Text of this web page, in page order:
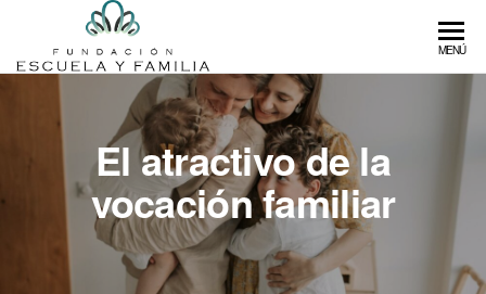
contenido
Escuela y
Familia
que
fomenta
la
educación
libre de
calidad
MENÚ
El atractivo de la
vocación familiar